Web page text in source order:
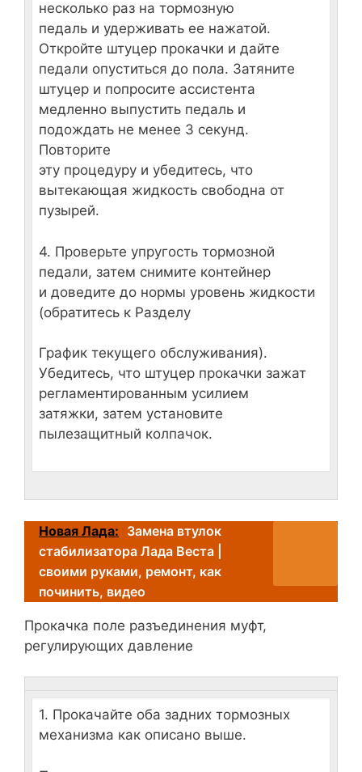
несколько раз на тормозную
педаль и удерживать ее нажатой.
Откройте штуцер прокачки и дайте
педали опуститься до пола. Затяните
штуцер и попросите ассистента
медленно выпустить педаль и
подождать не менее 3 секунд.
Повторите
эту процедуру и убедитесь, что
вытекающая жидкость свободна от
пузырей.
4. Проверьте упругость тормозной
педали, затем снимите контейнер
и доведите до нормы уровень жидкости
(обратитесь к Разделу
График текущего обслуживания).
Убедитесь, что штуцер прокачки зажат
регламентированным усилием
затяжки, затем установите
пылезащитный колпачок.
Новая Лада: Замена втулок
стабилизатора Лада Веста |
своими руками, ремонт, как
починить, видео
Прокачка поле разъединения муфт,
регулирующих давление
1. Прокачайте оба задних тормозных
механизма как описано выше.